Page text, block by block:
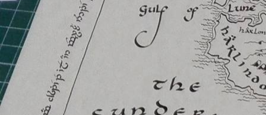
Conference